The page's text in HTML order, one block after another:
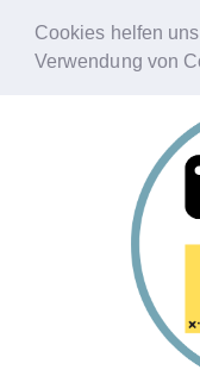
Cookies helfen
Verwendung von